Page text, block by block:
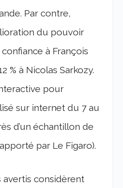
Par contre,
du pouvoir
confiance à François
% à Nicolas Sarkozy.
pour
sur internet du 7 au
d’un échantillon de
par Le Figaro).
avertis considèrent